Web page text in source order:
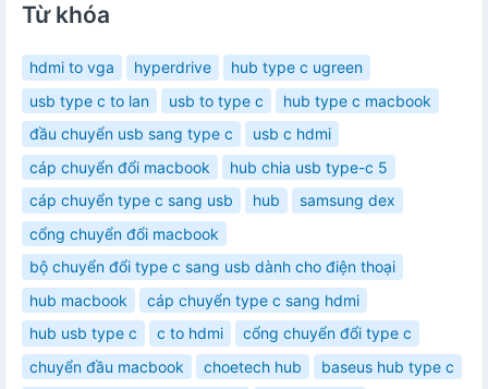
Từ khóa
hdmi to vga hyperdrive
hub type c ugreen
usb type c to lan
usb to type c
hub type c macbook
đầu chuyển usb sang type c
usb c hdmi
cáp chuyển đổi macbook
hub chia usb type-c 5
cáp chuyển type c sang usb
hub
samsung dex
cổng chuyển đổi macbook
bộ chuyển đổi type c sang usb dành cho điện thoại
hub macbook
cáp chuyển type c sang hdmi
hub usb type c
c to hdmi
cổng chuyển đổi type c
chuyển đầu macbook
choetech hub
baseus hub type c